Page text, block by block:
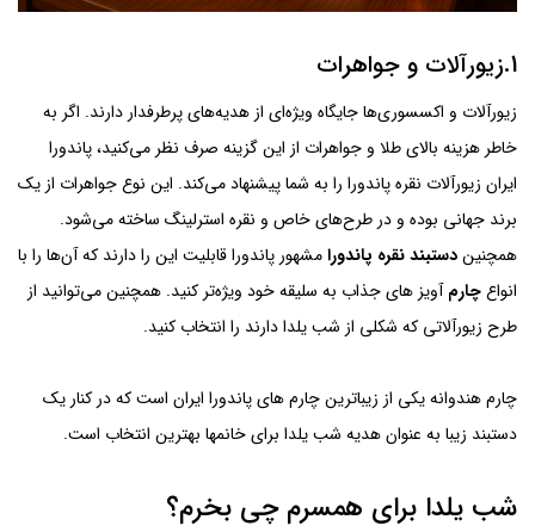
1.زیورآلات و جواهرات
زیورآلات و اکسسوری‌ها جایگاه ویژه‌ای از هدیه‌های پرطرفدار دارند. اگر به
خاطر هزینه بالای طلا و جواهرات از این گزینه صرف نظر می‌کنید، پاندورا
ایران زیورآلات نقره پاندورا را به شما پیشنهاد می‌کند. این نوع جواهرات از یک
برند جهانی بوده و در طرح‌های خاص و نقره استرلینگ ساخته می‌شود.
همچنیندستبند نقره پاندورامشهور پاندورا قابلیت‌ این را دارند که آن‌ها را با
انواعچارم آویز های جذاب به سلیقه خود ویژه‌تر کنید. همچنین می‌توانید از
طرح زیورآلاتی که شکلی از شب یلدا دارند را انتخاب کنید.
چارم هندوانه یکی از زیباترین چارم های پاندورا ایران است که در کنار یک
دستبند زیبا به عنوان هدیه شب یلدا برای خانمها بهترین انتخاب است.
شب یلدا برای همسرم چی بخرم؟